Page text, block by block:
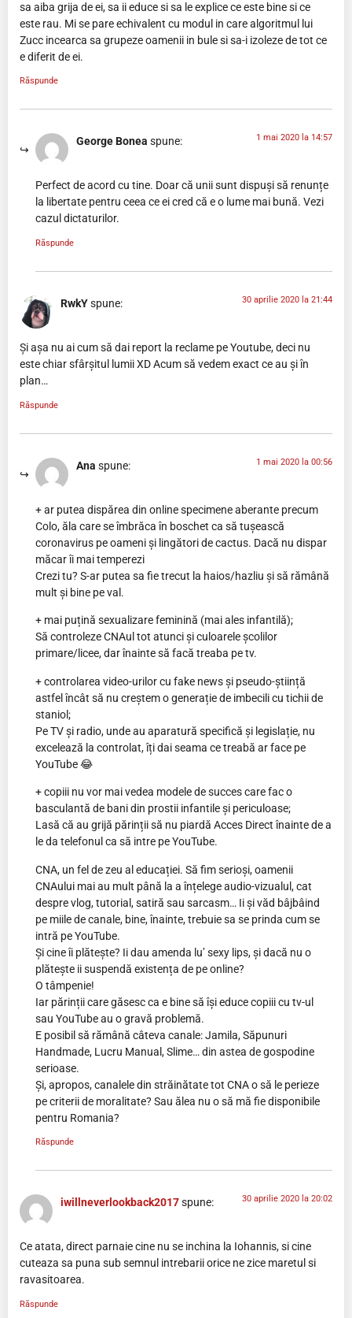
sa aiba grija de ei, sa ii educe si sa le explice ce este bine si ce
este rau. Mi se pare echivalent cu modul in care algoritmul lui
Zucc incearca sa grupeze oamenii in bule si sa-i izoleze de tot ce
e diferit de ei.
Răspunde
George Bonea spune: 1 mai 2020 la 14:57
Perfect de acord cu tine. Doar că unii sunt dispuși să renunțe
la libertate pentru ceea ce ei cred că e o lume mai bună. Vezi
cazul dictaturilor.
Răspunde
RwkYspune: 30 aprilie 2020 la 21:44
Și așa nu ai cum să dai report la reclame pe Youtube, deci nu
este chiar sfârșitul lumii XD Acum să vedem exact ce au și în
plan…
Răspunde
Ana spune: 1 mai 2020 la 00:56
+ ar putea dispărea din online specimene aberante precum
Colo, ăla care se îmbrăca în boschet ca să tușească
coronavirus pe oameni și lingători de cactus. Dacă nu dispar
măcar îi mai temperezi
Crezi tu? S-ar putea sa fie trecut la haios/hazliu și să rămână
mult și bine pe val.
+ mai puțină sexualizare feminină (mai ales infantilă);
Să controleze CNAul tot atunci și culoarele școlilor
primare/licee, dar înainte să facă treaba pe tv.
+ controlarea video-urilor cu fake news și pseudo-știință
astfel încât să nu creștem o generație de imbecili cu tichii de
staniol;
Pe TV și radio, unde au aparatură specifică și legislație, nu
excelează la controlat, îți dai seama ce treabă ar face pe
YouTube 😂
+ copiii nu vor mai vedea modele de succes care fac o
basculantă de bani din prostii infantile și periculoase;
Lasă că au grijă părinții să nu piardă Acces Direct înainte de a
le da telefonul ca să intre pe YouTube.
CNA, un fel de zeu al educației. Să fim serioși, oamenii
CNAului mai au mult până la a înțelege audio-vizualul, cat
despre vlog, tutorial, satiră sau sarcasm… Ii și văd bâjbâind
pe miile de canale, bine, înainte, trebuie sa se prinda cum se
intră pe YouTube.
Și cine îi plătește? Ii dau amenda lu’ sexy lips, și dacă nu o
plătește ii suspendă existența de pe online?
O tâmpenie!
Iar părinții care găsesc ca e bine să își educe copiii cu tv-ul
sau YouTube au o gravă problemă.
E posibil să rămână câteva canale: Jamila, Săpunuri
Handmade, Lucru Manual, Slime… din astea de gospodine
serioase.
Și, apropos, canalele din străinătate tot CNA o să le perieze
pe criterii de moralitate? Sau ălea nu o să mă fie disponibile
pentru Romania?
Răspunde
iwillneverlookback2017spune: 30 aprilie 2020 la 20:02
Ce atata, direct parnaie cine nu se inchina la Iohannis, si cine
cuteaza sa puna sub semnul intrebarii orice ne zice maretul si
ravasitoarea.
Răspunde